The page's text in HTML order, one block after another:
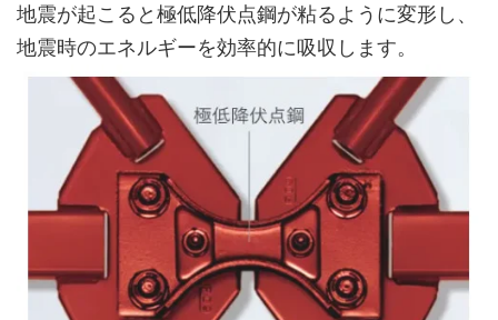
地震が起こると極低降伏点鋼が粘るように変形し、
地震時のエネルギーを効率的に吸収します。